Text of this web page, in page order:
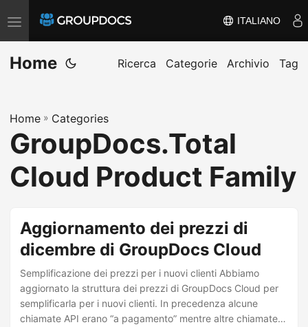
A
t
t
a
/
d
i
ITALIANO
Home Ricerca Categorie Archivio Tag
Home » Categories
GroupDocs.Total
Cloud Product Family
Aggiornamento dei prezzi di
dicembre di GroupDocs Cloud
Semplificazione dei prezzi per i nuovi clienti Abbiamo
aggiornato la struttura dei prezzi di GroupDocs Cloud per
semplificarla per i nuovi clienti. In precedenza alcune
chiamate API erano “a pagamento” mentre altre chiamate